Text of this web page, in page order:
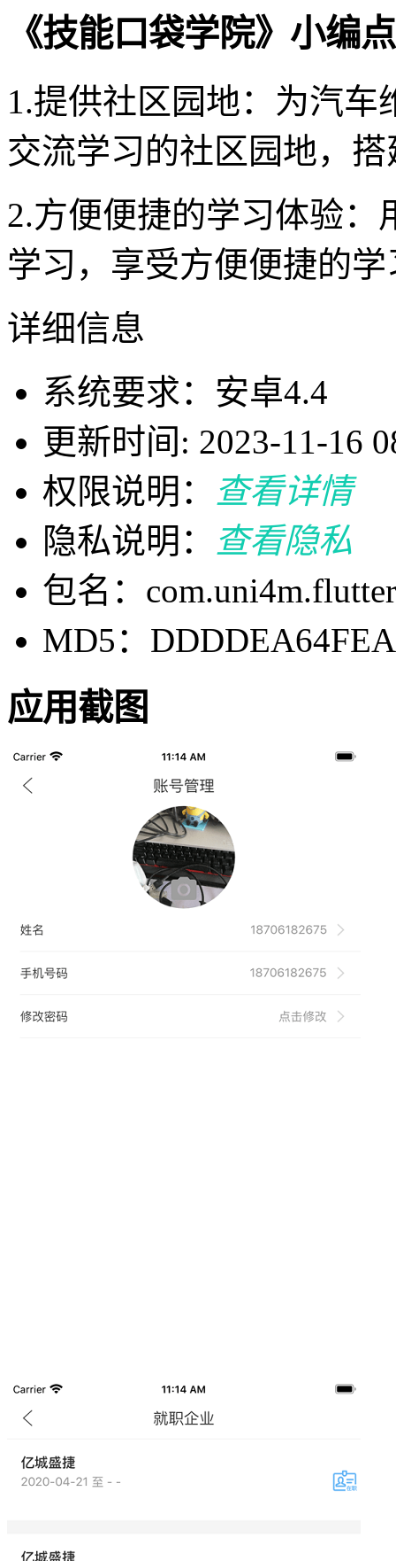
《技能口袋学院》小编
1.提供社区园地：为汽
交流学习的社区园地，
2.方便便捷的学习体验：
学习，享受方便便捷的
详细信息
系统要求：安卓4.4
更新时间: 2023-11-16
权限说明：
查看详情
隐私说明：
查看隐私
包名：
MD5：
应用截图